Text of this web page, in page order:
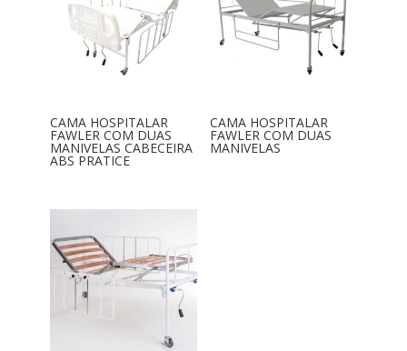
CAMA HOSPITALAR
FAWLER COM DUAS
MANIVELAS CABECEIRA
ABS PRATICE
CAMA HOSPITALAR
FAWLER COM DUAS
MANIVELAS